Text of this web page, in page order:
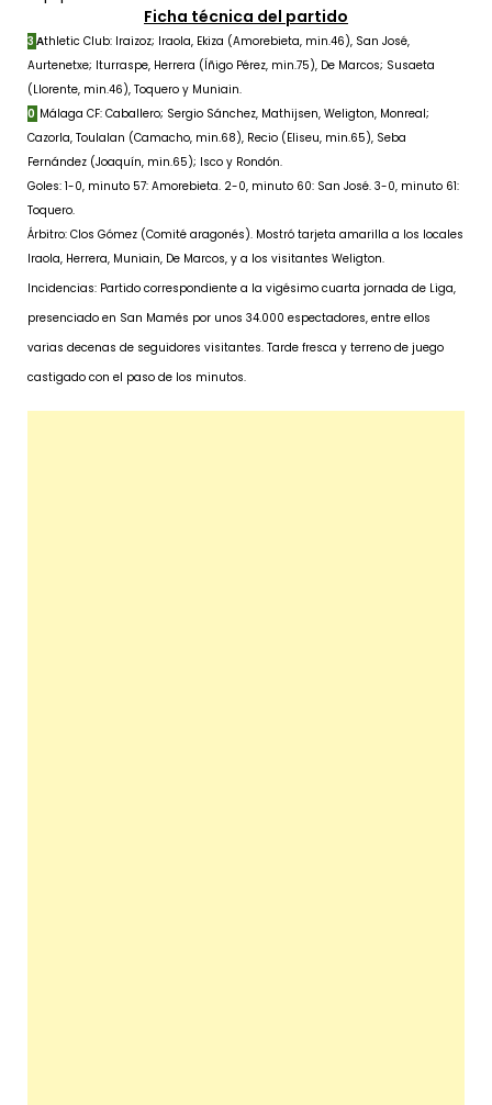
Ficha técnica del partido
3 Athletic Club: Iraizoz; Iraola, Ekiza (Amorebieta, min.46), San José,
Aurtenetxe; Iturraspe, Herrera (Íñigo Pérez, min.75), De Marcos; Susaeta
(Llorente, min.46), Toquero y Muniain.
0 Málaga CF: Caballero; Sergio Sánchez, Mathijsen, Weligton, Monreal;
Cazorla, Toulalan (Camacho, min.68), Recio (Eliseu, min.65), Seba
Fernández (Joaquín, min.65); Isco y Rondón.
Goles: 1-0, minuto 57: Amorebieta. 2-0, minuto 60: San José. 3-0, minuto 61:
Toquero.
Árbitro: Clos Gómez (Comité aragonés). Mostró tarjeta amarilla a los locales
Iraola, Herrera, Muniain, De Marcos, y a los visitantes Weligton.
Incidencias: Partido correspondiente a la vigésimo cuarta jornada de Liga,
presenciado en San Mamés por unos 34.000 espectadores, entre ellos
varias decenas de seguidores visitantes. Tarde fresca y terreno de juego
castigado con el paso de los minutos.